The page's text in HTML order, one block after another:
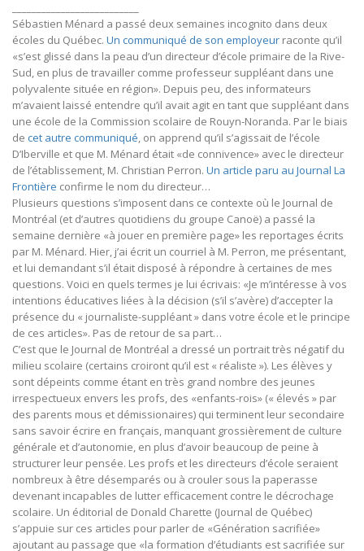
Sébastien Ménard a passé deux semaines incognito dans deux
écoles du Québec. Un communiqué de son employeur raconte qu’il
«s’est glissé dans la peau d’un directeur d’école primaire de la Rive-
Sud, en plus de travailler comme professeur suppléant dans une
polyvalente située en région». Depuis peu, des informateurs
m’avaient laissé entendre qu’il avait agit en tant que suppléant dans
une école de la Commission scolaire de Rouyn-Noranda. Par le biais
de cet autre communiqué, on apprend qu’il s’agissait de l’école
D’Iberville et que M. Ménard était «de connivence» avec le directeur
de l’établissement, M. Christian Perron. Un article paru au Journal La
Frontière confirme le nom du directeur…
Plusieurs questions s’imposent dans ce contexte où le Journal de
Montréal (et d’autres quotidiens du groupe Canoë) a passé la
semaine dernière «à jouer en première page» les reportages écrits
par M. Ménard. Hier, j’ai écrit un courriel à M. Perron, me présentant,
et lui demandant s’il était disposé à répondre à certaines de mes
questions. Voici en quels termes je lui écrivais: «Je m’intéresse à vos
intentions éducatives liées à la décision (s’il s’avère) d’accepter la
présence du « journaliste-suppléant » dans votre école et le principe
de ces articles». Pas de retour de sa part…
C’est que le Journal de Montréal a dressé un portrait très négatif du
milieu scolaire (certains croiront qu’il est « réaliste »). Les élèves y
sont dépeints comme étant en très grand nombre des jeunes
irrespectueux envers les profs, des «enfants-rois» (« élevés » par
des parents mous et démissionaires) qui terminent leur secondaire
sans savoir écrire en français, manquant grossièrement de culture
générale et d’autonomie, en plus d’avoir beaucoup de peine à
structurer leur pensée. Les profs et les directeurs d’école seraient
nombreux à être désemparés ou à crouler sous la paperasse
devenant incapables de lutter efficacement contre le décrochage
scolaire. Un éditorial de Donald Charette (Journal de Québec)
s’appuie sur ces articles pour parler de «Génération sacrifiée»
ajoutant au passage que «la formation d’étudiants est sacrifiée sur